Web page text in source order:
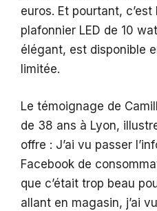
euros. Et pourtant,
plafonnier LED de 10
élégant, est disponible
limitée.
Le témoignage de
de 38 ans à Lyon,
offre : J’ai vu passer
Facebook de
que c’était trop beau
allant en magasin, j’ai